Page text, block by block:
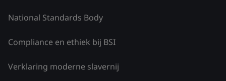
National Standards Body
Compliance en ethiek bij BSI
Verklaring moderne slavernij